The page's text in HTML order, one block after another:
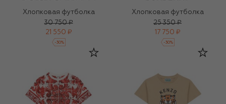
Хлопковая футболка
30 750 ₽
21 550 ₽
-30%
Хлопковая футболка
25 350 ₽
17 750 ₽
-30%